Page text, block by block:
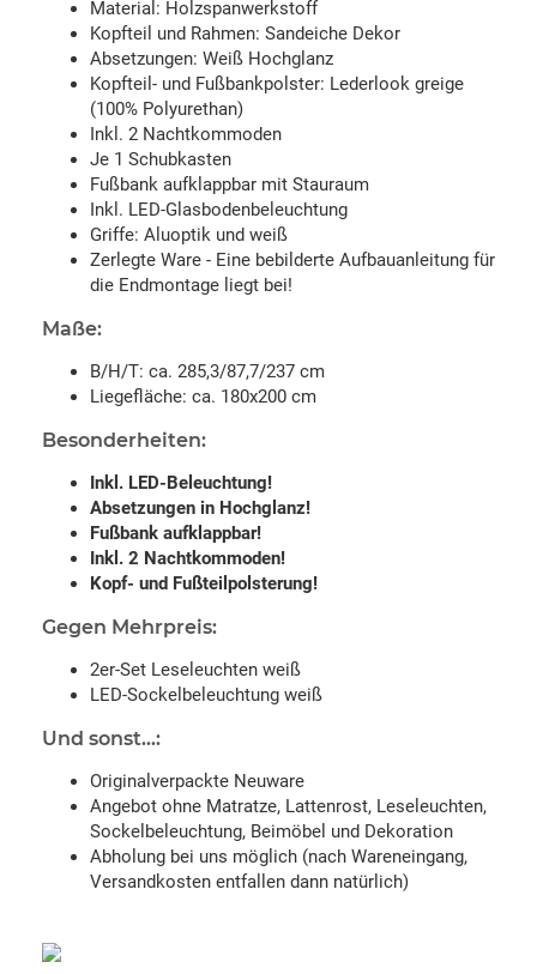
Material: Holzspanwerkstoff
Kopfteil und Rahmen: Sandeiche Dekor
Absetzungen: Weiß Hochglanz
Kopfteil- und Fußbankpolster: Lederlook greige
(100% Polyurethan)
Inkl. 2 Nachtkommoden
Je 1 Schubkasten
Fußbank aufklappbar mit Stauraum
Inkl. LED-Glasbodenbeleuchtung
Griffe: Aluoptik und weiß
Zerlegte Ware - Eine bebilderte Aufbauanleitung für
die Endmontage liegt bei!
Maße:
B/H/T: ca. 285,3/87,7/237 cm
Liegefläche: ca. 180x200 cm
Besonderheiten:
Inkl. LED-Beleuchtung!
Absetzungen in Hochglanz!
Fußbank aufklappbar!
Inkl. 2 Nachtkommoden!
Kopf- und Fußteilpolsterung!
Gegen Mehrpreis:
2er-Set Leseleuchten weiß
LED-Sockelbeleuchtung weiß
Und sonst...:
Originalverpackte Neuware
Angebot ohne Matratze, Lattenrost, Leseleuchten,
Sockelbeleuchtung, Beimöbel und Dekoration
Abholung bei uns möglich (nach Wareneingang,
Versandkosten entfallen dann natürlich)